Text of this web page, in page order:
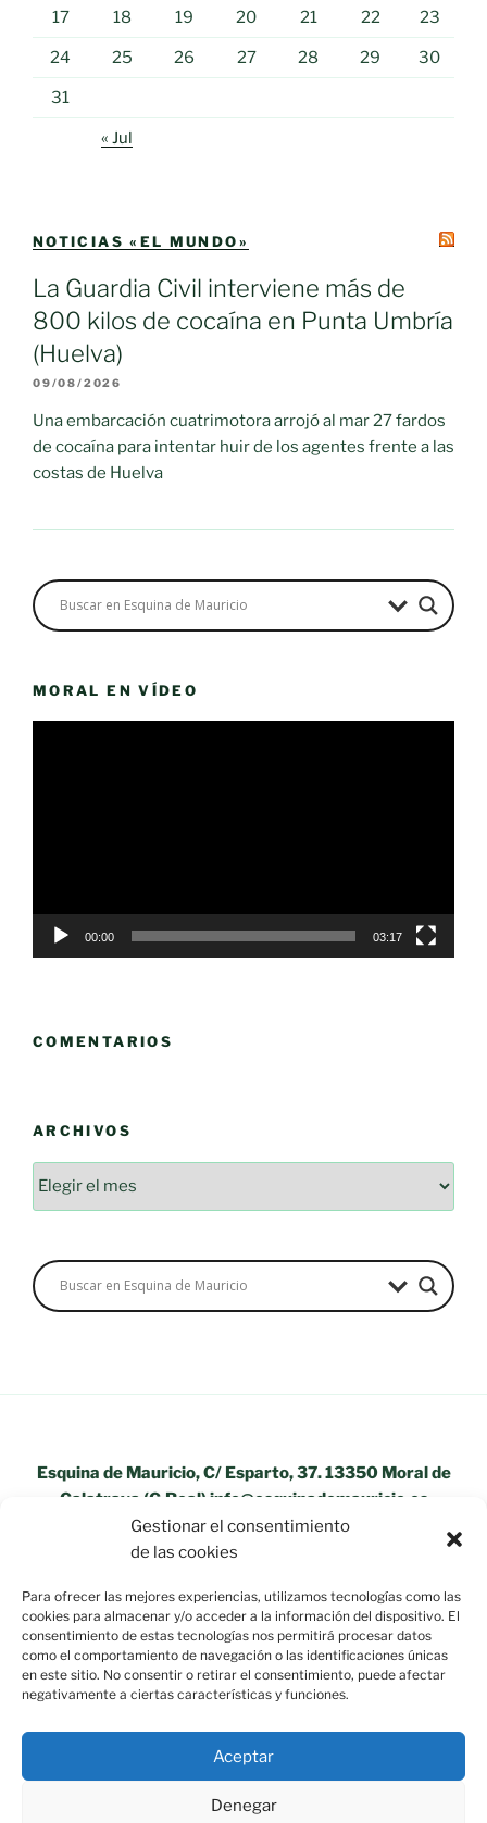
Gestionar el consentimiento
de las cookies
Para ofrecer las mejores experiencias, utilizamos tecnologías como las
cookies para almacenar y/o acceder a la información del dispositivo. El
consentimiento de estas tecnologías nos permitirá procesar datos
como el comportamiento de navegación o las identificaciones únicas
en este sitio. No consentir o retirar el consentimiento, puede afectar
negativamente a ciertas características y funciones.
Aceptar
Denegar
17 18 19 20 21 22 23
24 25 26 27 28 29 30
31
« Jul
NOTICIAS «EL MUNDO»
La Guardia Civil interviene más de
800 kilos de cocaína en Punta Umbría
(Huelva)
09/08/2026
Una embarcación cuatrimotora arrojó al mar 27 fardos
de cocaína para intentar huir de los agentes frente a las
costas de Huelva
MORAL EN VÍDEO
00:00 03:17
COMENTARIOS
ARCHIVOS
Archivos
Esquina de Mauricio, C/ Esparto, 37. 13350 Moral de
Calatrava (C.Real) info@esquinademauricio.es
«Aviso Legal»